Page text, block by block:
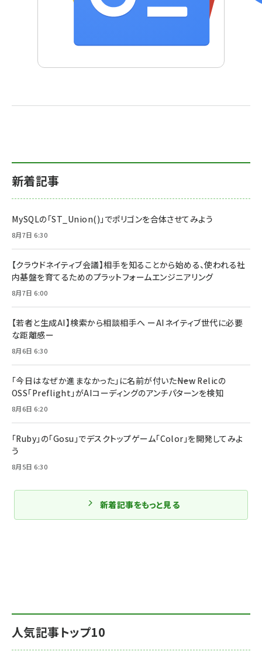
人気記事トップ10
新着記事
MySQLの「ST_Union()」でポリゴンを合体させてみよう
8月7日 6:30
【クラウドネイティブ会議】相手を知ることから始める、使われる社
内基盤を育てるためのプラットフォームエンジニアリング
8月7日 6:00
【若者と生成AI】検索から相談相手へ ーAIネイティブ世代に必要
な距離感ー
8月6日 6:30
「今日はなぜか進まなかった」に名前が付いた――New Relicの
OSS「Preflight」がAIコーディングのアンチパターンを検知
8月6日 6:20
「Ruby」の「Gosu」でデスクトップゲーム「Color」を開発してみよ
う
8月5日 6:30
新着記事をもっと見る